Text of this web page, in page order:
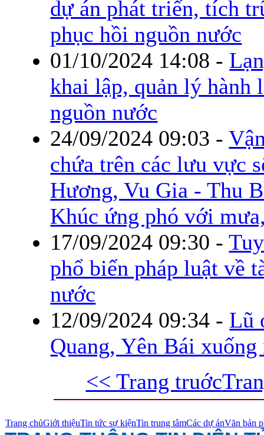
dự án phát triển, tích
phục hồi nguồn nước
01/10/2024 14:08 -
khai lập, quản lý hành
nguồn nước
24/09/2024 09:03 -
chứa trên các lưu vực
Hương, Vu Gia - Thu
Khúc ứng phó với
17/09/2024 09:30 -
phổ biến pháp luật về
nước
12/09/2024 09:34 - Lũ
Quang, Yên Bái xuống
<< Trang truớc
Trang chủGiới thiệuTin tức sự kiệnTin trung tâmCác dự ánVăn bản